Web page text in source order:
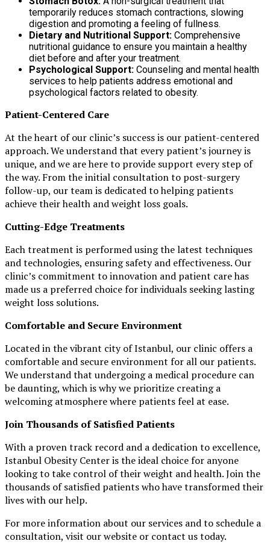
temporarily reduces stomach contractions, slowing
digestion and promoting a feeling of fullness.
Dietary and Nutritional Support: Comprehensive
nutritional guidance to ensure you maintain a healthy
diet before and after your treatment.
Psychological Support: Counseling and mental health
services to help patients address emotional and
psychological factors related to obesity.
Patient-Centered Care
At the heart of our clinic’s success is our patient-centered
approach. We understand that every patient’s journey is
unique, and we are here to provide support every step of
the way. From the initial consultation to post-surgery
follow-up, our team is dedicated to helping patients
achieve their health and weight loss goals.
Cutting-Edge Treatments
Each treatment is performed using the latest techniques
and technologies, ensuring safety and effectiveness. Our
clinic’s commitment to innovation and patient care has
made us a preferred choice for individuals seeking lasting
weight loss solutions.
Comfortable and Secure Environment
Located in the vibrant city of Istanbul, our clinic offers a
comfortable and secure environment for all our patients.
We understand that undergoing a medical procedure can
be daunting, which is why we prioritize creating a
welcoming atmosphere where patients feel at ease.
Join Thousands of Satisfied Patients
With a proven track record and a dedication to excellence,
Istanbul Obesity Center is the ideal choice for anyone
looking to take control of their weight and health. Join the
thousands of satisfied patients who have transformed their
lives with our help.
For more information about our services and to schedule a
consultation, visit our website or contact us today.